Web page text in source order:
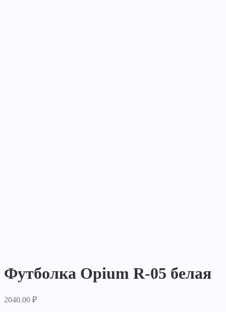
Футболка Opium R-05 белая
2040.00 ₽